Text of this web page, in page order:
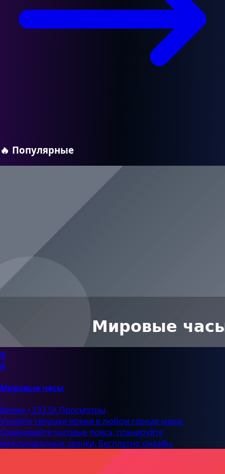
🔥 Популярные
🌐
🌐
Мировые часы
Время • 233.5K Просмотры
Узнайте текущее время в любом городе мира.
Сравнивайте часовые пояса, планируйте
международные звонки. Бесплатно онлайн.